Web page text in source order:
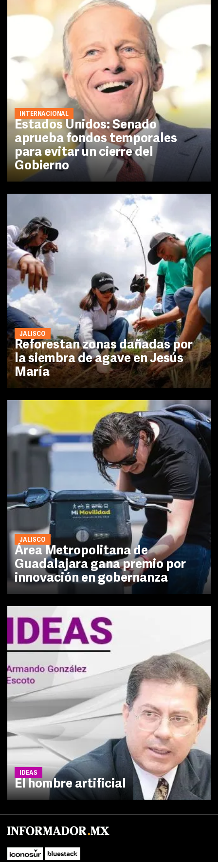
INTERNACIONAL
Estados Unidos: Senado
aprueba fondos temporales
para evitar un cierre del
Gobierno
JALISCO
Reforestan zonas dañadas por
la siembra de agave en Jesús
María
JALISCO
Área Metropolitana de
Guadalajara gana premio por
innovación en gobernanza
IDEAS
El hombre artificial